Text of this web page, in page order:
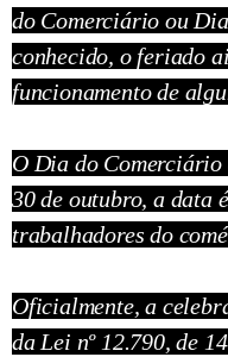
do Comerciário ou
conhecido, o feriado
funcionamento de
O Dia do
30 de outubro, a data
trabalhadores do
Oficialmente, a
da Lei nº 12.790, de